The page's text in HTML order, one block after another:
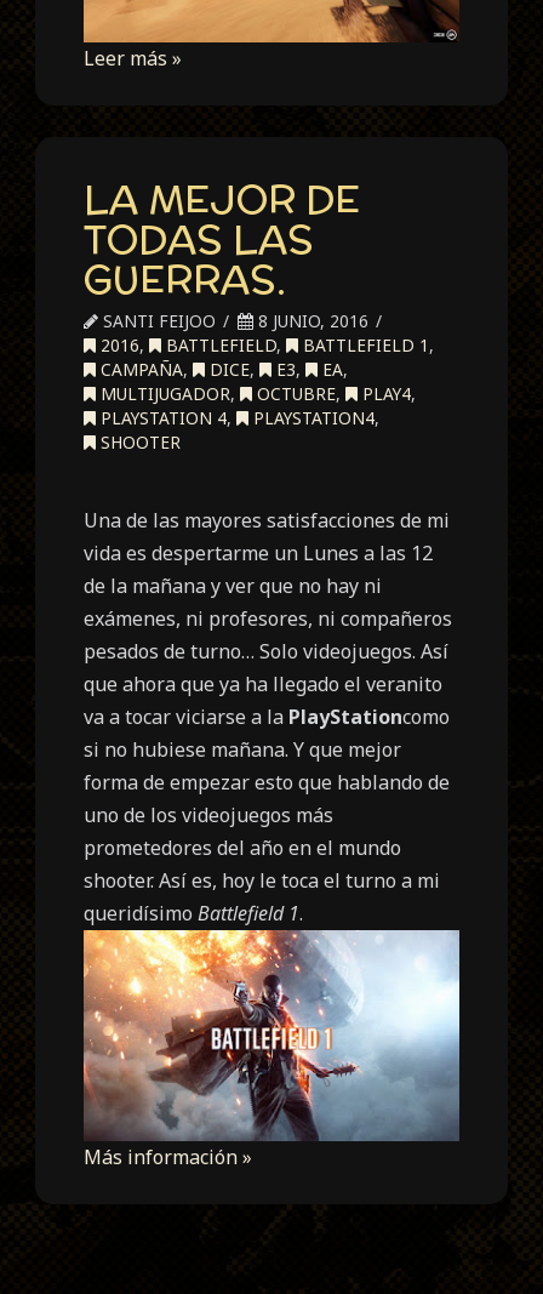
Leer más »
LA MEJOR DE
TODAS LAS
GUERRAS.
SANTI FEIJOO
8 JUNIO, 2016
2016, BATTLEFIELD, BATTLEFIELD 1 ,
CAMPAÑA, DICE, E3, EA,
MULTIJUGADOR, OCTUBRE, PLAY4,
PLAYSTATION 4, PLAYSTATION4,
SHOOTER
Una de las mayores satisfacciones de mi
vida es despertarme un Lunes a las 12
de la mañana y ver que no hay ni
exámenes, ni profesores, ni compañeros
pesados de turno… Solo videojuegos. Así
que ahora que ya ha llegado el veranito
va a tocar viciarse a la PlayStationcomo
si no hubiese mañana. Y que mejor
forma de empezar esto que hablando de
uno de los videojuegos más
prometedores del año en el mundo
shooter. Así es, hoy le toca el turno a mi
queridísimoBattlefield 1.
Más información »